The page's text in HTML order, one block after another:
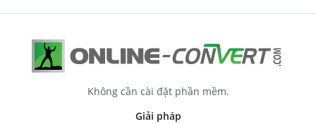
Không cần cài đặt phần mềm.
Giải pháp